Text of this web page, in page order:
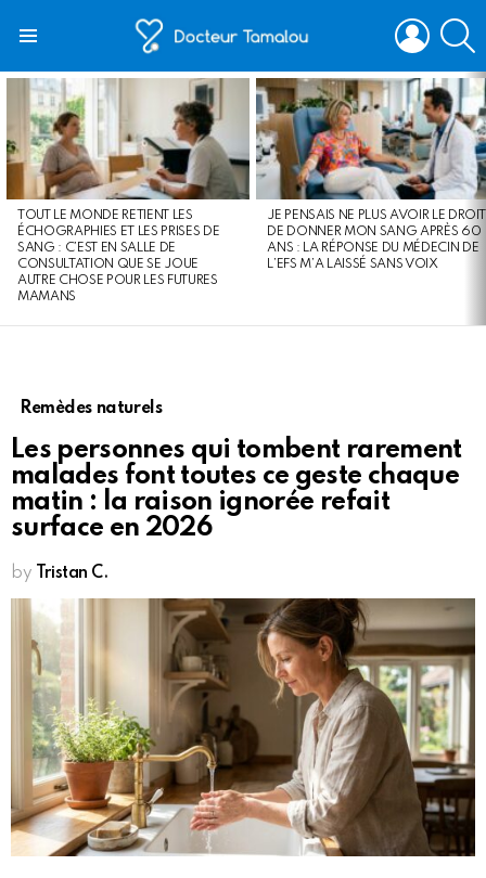
LOGIN
LATEST
STORIES
TOUT LE MONDE RETIENT LES
ÉCHOGRAPHIES ET LES PRISES DE
SANG : C’EST EN SALLE DE
CONSULTATION QUE SE JOUE
AUTRE CHOSE POUR LES FUTURES
MAMANS
JE PENSAIS NE PLUS AVOIR LE DROIT
DE DONNER MON SANG APRÈS 60
ANS : LA RÉPONSE DU MÉDECIN DE
L’EFS M’A LAISSÉ SANS VOIX
Remèdes naturels
Les personnes qui tombent rarement
malades font toutes ce geste chaque
matin : la raison ignorée refait
surface en 2026
by Tristan C.